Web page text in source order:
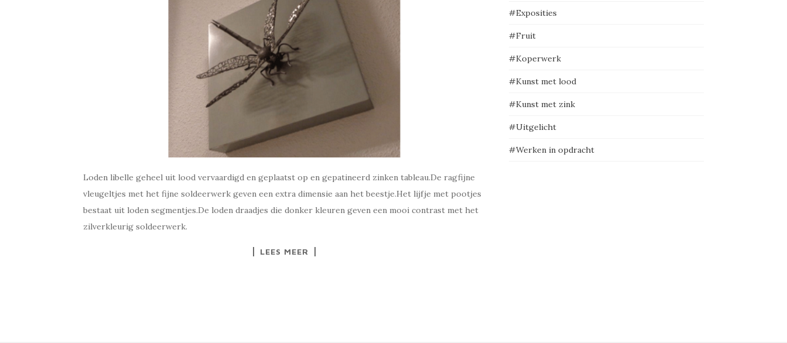
Loden libelle geheel uit lood vervaardigd en geplaatst op en gepatineerd zinken tableau.De ragfijne
vleugeltjes met het fijne soldeerwerk geven een extra dimensie aan het beestje.Het lijfje met pootjes
bestaat uit loden segmentjes.De loden draadjes die donker kleuren geven een mooi contrast met het
zilverkleurig soldeerwerk.
LEES MEER
#Exposities
#Fruit
#Koperwerk
#Kunst met lood
#Kunst met zink
#Uitgelicht
#Werken in opdracht